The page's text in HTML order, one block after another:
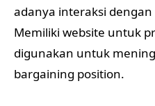
adanya interaksi
Memiliki website untuk
digunakan untuk
bargaining position.